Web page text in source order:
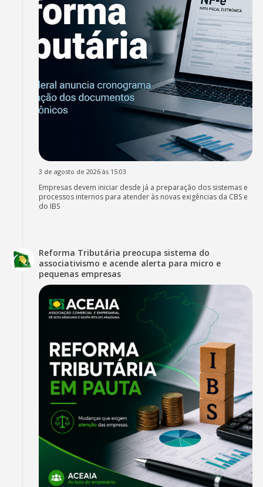
3 de agosto de 2026 às 15:03
Empresas devem iniciar desde já a preparação dos sistemas e
processos internos para atender às novas exigências da CBS e
do IBS
Reforma Tributária preocupa sistema do
associativismo e acende alerta para micro e
pequenas empresas